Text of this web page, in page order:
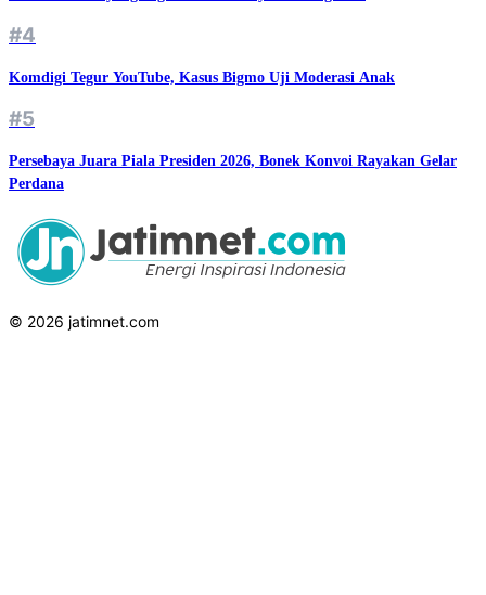
#4
Komdigi Tegur YouTube, Kasus Bigmo Uji Moderasi Anak
#5
Persebaya Juara Piala Presiden 2026, Bonek Konvoi Rayakan Gelar
Perdana
© 2026 jatimnet.com